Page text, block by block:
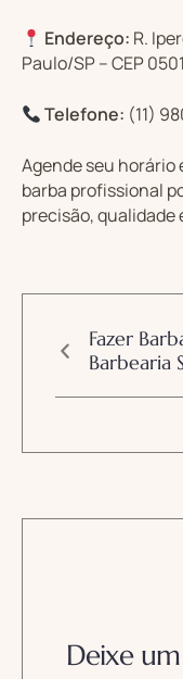
Endereço: R.
Paulo/SP – CEP
Telefone: (11)
Agende seu horário
barba profissional
precisão,
Fazer
Barbearia
Deixe